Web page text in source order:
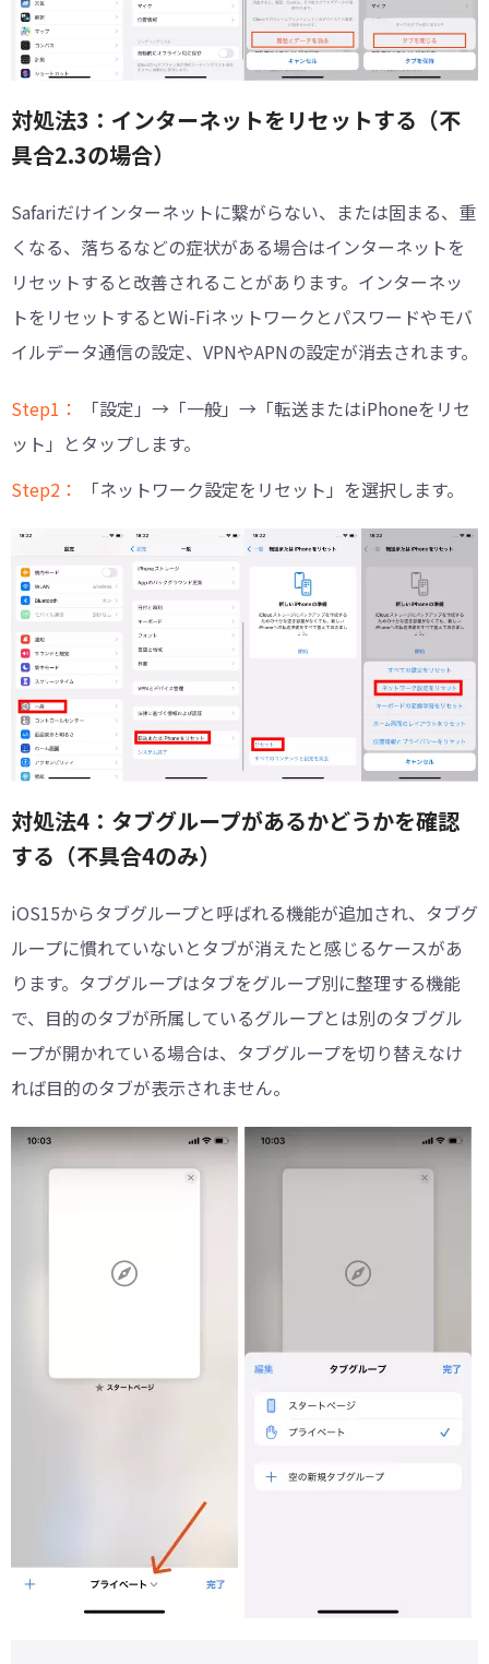
対処法3：インターネットをリセットする（不
具合2.3の場合）
Safariだけインターネットに繋がらない、または固まる、重
くなる、落ちるなどの症状がある場合はインターネットを
リセットすると改善されることがあります。インターネッ
トをリセットするとWi-Fiネットワークとパスワードやモバ
イルデータ通信の設定、VPNやAPNの設定が消去されます。
Step1：
「設定」→「一般」→「転送またはiPhoneをリセ
ット」とタップします。
Step2：
「ネットワーク設定をリセット」を選択します。
対処法4：タブグループがあるかどうかを確認
する（不具合4のみ）
iOS15からタブグループと呼ばれる機能が追加され、タブグ
ループに慣れていないとタブが消えたと感じるケースがあ
ります。タブグループはタブをグループ別に整理する機能
で、目的のタブが所属しているグループとは別のタブグル
ープが開かれている場合は、タブグループを切り替えなけ
れば目的のタブが表示されません。